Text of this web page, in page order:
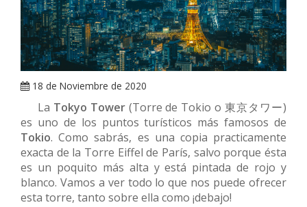
18 de Noviembre de 2020
La Tokyo Tower(Torre de Tokio o 東京タワー)
es uno de los puntos turísticos más famosos de
Tokio. Como sabrás, es una copia practicamente
exacta de la Torre Eiffel de París, salvo porque ésta
es un poquito más alta y está pintada de rojo y
blanco. Vamos a ver todo lo que nos puede ofrecer
esta torre, tanto sobre ella como ¡debajo!